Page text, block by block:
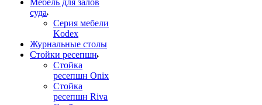
Мебель для залов
суда
Серия мебели
Kodex
Журнальные столы
Стойки ресепшн
Стойка
ресепшн Onix
Стойка
ресепшн Riva